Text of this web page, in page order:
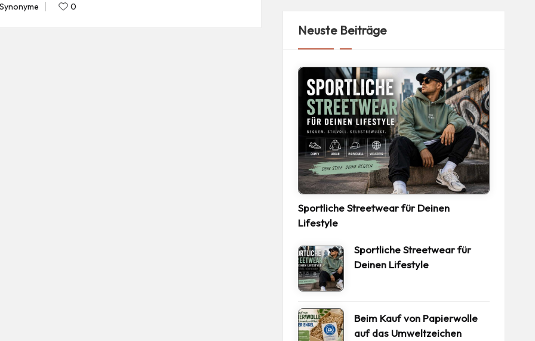
0
Neuste Beiträge
Sportliche Streetwear für Deinen
Lifestyle
Sportliche Streetwear für
Deinen Lifestyle
Beim Kauf von Papierwolle
auf das Umweltzeichen